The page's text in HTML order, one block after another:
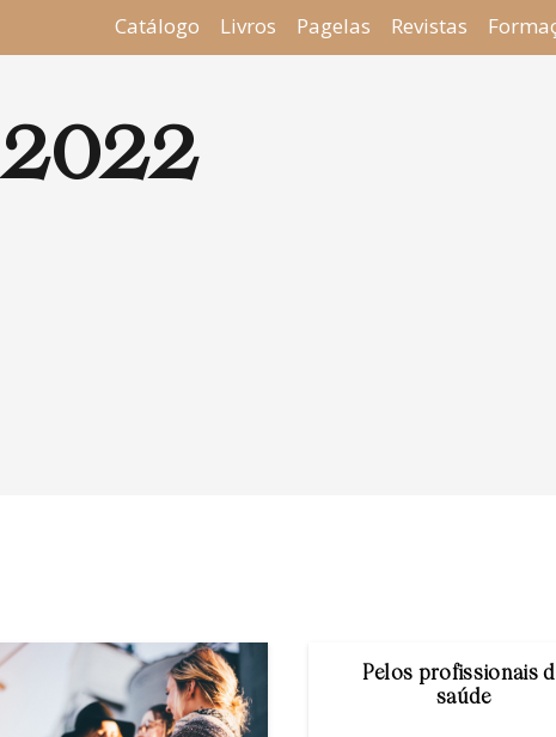
Catálogo Livros Pagelas Revistas
2022
Pelos profissionais
saúde